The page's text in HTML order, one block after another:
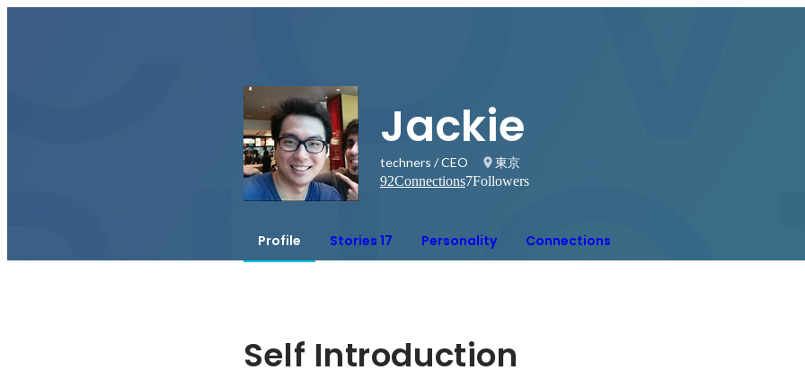
Jackie
techners / CEO
東京
92Connections7Followers
Profile Stories 17 Personality Connections
Self Introduction